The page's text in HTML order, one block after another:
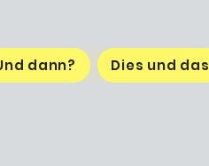
dann? Dies und das